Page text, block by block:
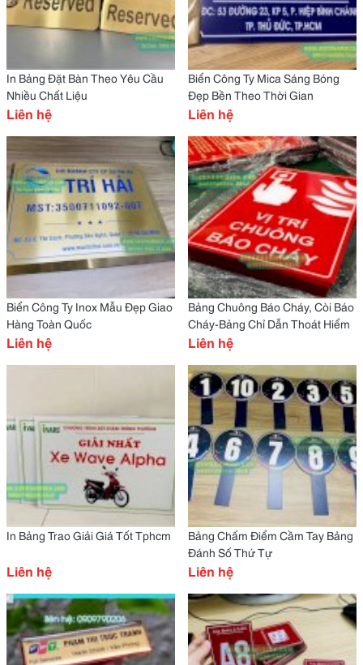
In Bảng Đặt Bàn Theo Yêu Cầu
Nhiều Chất Liệu
Liên hệ
Biển Công Ty Mica Sáng Bóng
Đẹp Bền Theo Thời Gian
Liên hệ
Biển Công Ty Inox Mẫu Đẹp Giao
Hàng Toàn Quốc
Liên hệ
Bảng Chuông Báo Cháy, Còi Báo
Cháy-Bảng Chỉ Dẫn Thoát Hiểm
Liên hệ
In Bảng Trao Giải Giá Tốt Tphcm
Liên hệ
Bảng Chấm Điểm Cầm Tay Bảng
Đánh Số Thứ Tự
Liên hệ